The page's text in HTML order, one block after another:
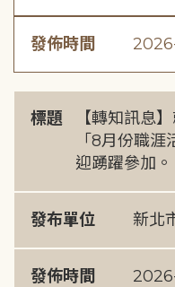
發佈時間
標題
【轉知訊息
「8月份職
迎踴躍參加。
發布單位 新北
發佈時間